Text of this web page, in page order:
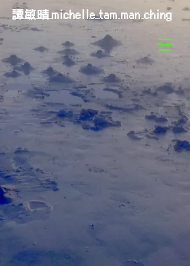
譚敏晴michelle tam man ching